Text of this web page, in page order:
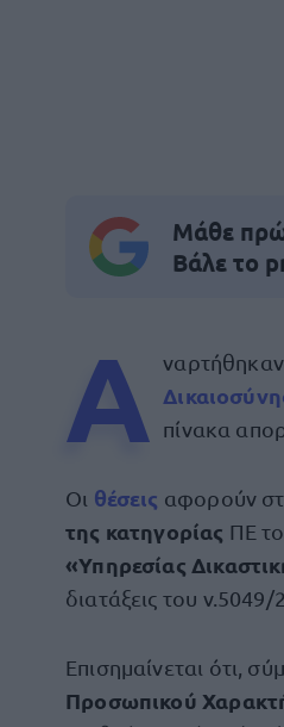
Μάθε
Βάλε το
Α πίνακα
Οι θέσεις αφορούν
της κατηγορίας ΠΕ
«Υπηρεσίας
διατάξεις του ν.5049/
Επισημαίνεται ότι,
Προσωπικού